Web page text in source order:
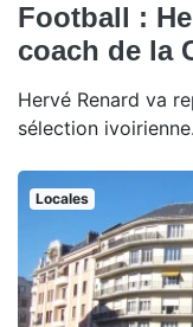
Football :
coach de la
Hervé Renard va
sélection ivoirienne.
Locales